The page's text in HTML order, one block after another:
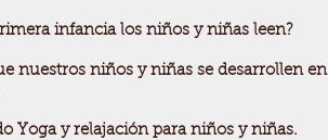
infancia los niños y niñas leen?
nuestros niños y niñas se desarrollen en
Yoga y relajación para niños y niñas.